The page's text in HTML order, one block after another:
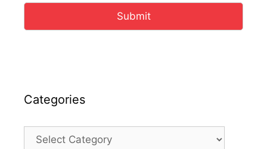
Submit
Categories
Categories